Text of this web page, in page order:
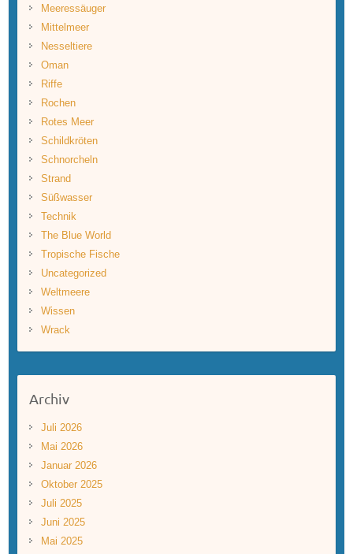
Meeressäuger
Mittelmeer
Nesseltiere
Oman
Riffe
Rochen
Rotes Meer
Schildkröten
Schnorcheln
Strand
Süßwasser
Technik
The Blue World
Tropische Fische
Uncategorized
Weltmeere
Wissen
Wrack
Archiv
Juli 2026
Mai 2026
Januar 2026
Oktober 2025
Juli 2025
Juni 2025
Mai 2025